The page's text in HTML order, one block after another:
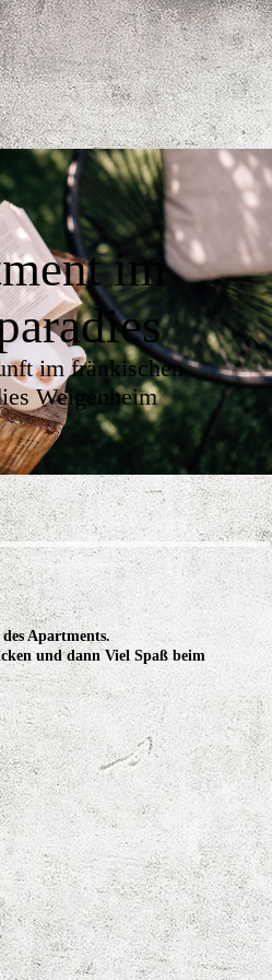
im
im fränkischen
Weigenheim
des Apartments.
und dann Viel Spaß beim